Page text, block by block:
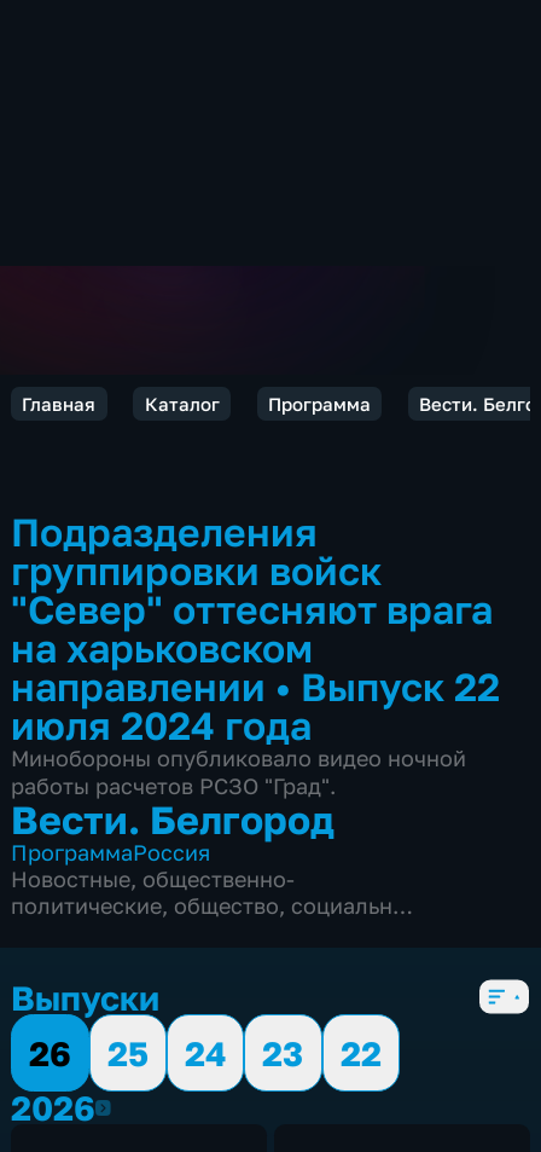
Главная Каталог Программа Вести.
Подразделения
группировки войск
"Север" оттесняют врага
на харьковском
направлении • Выпуск 22
июля 2024 года
Минобороны опубликовало видео ночной
работы расчетов РСЗО "Град".
Вести. Белгород
ПрограммаРоссия
Новостные, общественно-
политические, общество, социально-
Выпуски
26
25 24 23
22
20262026